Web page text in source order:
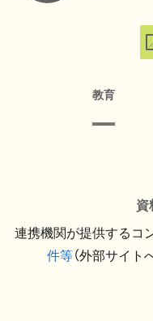
教育
資
連携機関が提供するコ
件等（外部サイト